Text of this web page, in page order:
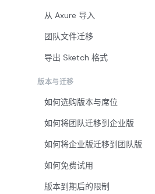
从 Axure 导入
团队文件迁移
导出 Sketch 格式
版本与迁移
如何选购版本与席位
如何将团队迁移到企业版
如何将企业版迁移到团队版
如何免费试用
版本到期后的限制